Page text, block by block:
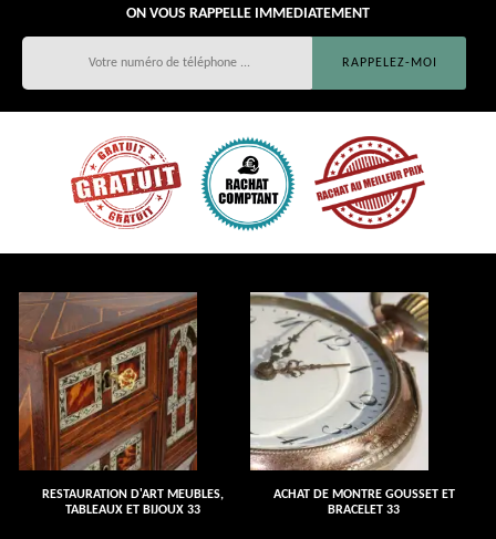
ON VOUS RAPPELLE IMMEDIATEMENT
RESTAURATION D'ART MEUBLES,
TABLEAUX ET BIJOUX 33
ACHAT DE MONTRE GOUSSET ET
BRACELET 33